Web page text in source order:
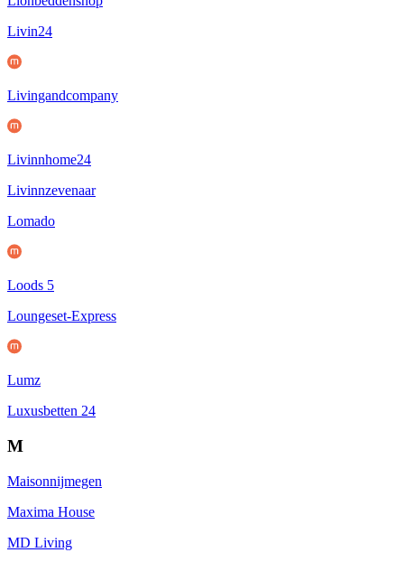
Livin24
Livingandcompany
Livinnhome24
Livinnzevenaar
Lomado
Loods 5
Loungeset-Express
Lumz
Luxusbetten 24
M
Maisonnijmegen
Maxima House
MD Living